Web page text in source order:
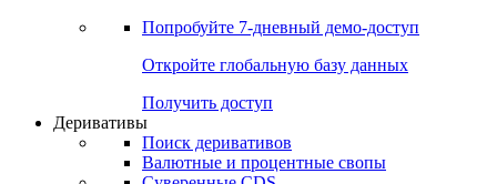
Попробуйте 7-дневный демо-доступ
Откройте глобальную базу данных
Получить доступ
Деривативы
Поиск деривативов
Валютные и процентные свопы